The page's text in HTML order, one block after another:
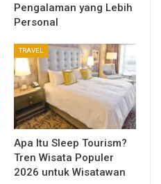
Pengalaman yang Lebih
Personal
TRAVEL
Apa Itu Sleep Tourism?
Tren Wisata Populer
2026 untuk Wisatawan